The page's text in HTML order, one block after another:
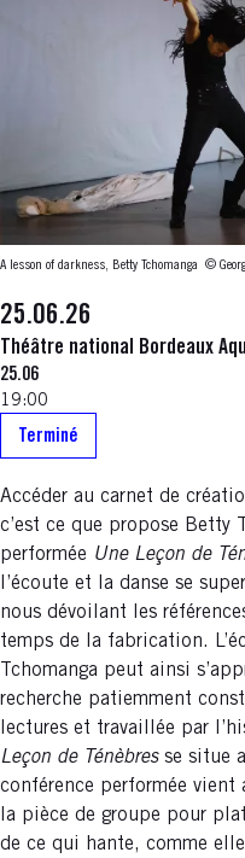
A lesson of darkness, Betty Tchomanga ©
25.06.26
Théâtre national Bordeaux
25.06
19:00
Terminé
Accéder au carnet de
c’est ce que propose Betty
performée Une Leçon de
l’écoute et la danse se
nous dévoilant les
temps de la fabrication.
Tchomanga peut ainsi
recherche patiemment
lectures et travaillée par
Leçon de Ténèbres se situe
conférence performée vient
la pièce de groupe pour
de ce qui hante, comme